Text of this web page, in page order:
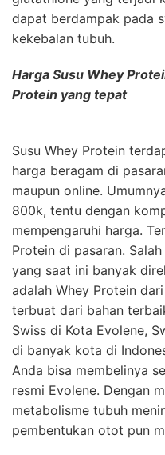
dapat berdampak pada
kekebalan tubuh.
Harga Susu Whey
Protein yang tepat
Susu Whey Protein
harga beragam di
maupun online.
800k, tentu dengan
mempengaruhi harga.
Protein di pasaran.
yang saat ini banyak
adalah Whey Protein
terbuat dari bahan
Swiss di Kota Evolene,
di banyak kota di
Anda bisa membelinya
resmi Evolene. Dengan
metabolisme tubuh
pembentukan otot pun